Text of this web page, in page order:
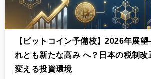
【ビットコイン予備校】2026年展
れとも新たな高み へ？日本の税制
変える投資環境